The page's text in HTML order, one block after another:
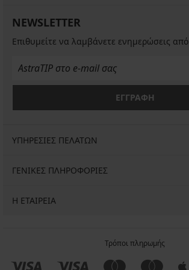
24,59
€
30,99
€
3+1
προσφορά
ΔΩΡΕΑΝ
40,99
€
προσφορά
ΔΩΡΕΑΝ
προσφορά
ΔΩΡΕΑΝ
NEWSLETTER
Επιθυμείτε να λαμβάνετε ενημερώσεις
ΕΓΓΡΑΦΗ
ΥΠΗΡΕΣΙΕΣ ΠΕΛΑΤΩΝ
ΓΕΝΙΚΕΣ ΠΛΗΡΟΦΟΡΙΕΣ
Η ΕΤΑΙΡΕΙΑ
Τρόποι πληρωμής